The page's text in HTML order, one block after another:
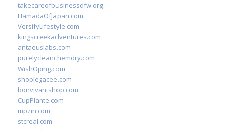
takecareofbusinessdfw.org
HamadaOfJapan.com
VersifyLifestyle.com
kingscreekadventures.com
antaeuslabs.com
purelycleanchemdry.com
WishOping.com
shoplegacee.com
bonvivantshop.com
CupPlante.com
mpzin.com
stcreal.com